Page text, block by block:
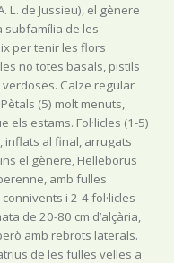
L. de Jussieu), el gènere
subfamília de les
per tenir les flors
no totes basals, pistils
Calze regular
(5) molt menuts,
els estams. Fol·licles (1-5)
inflats al final, arrugats
el gènere, Helleborus
amb fulles
i 2-4 fol·licles
de 20-80 cm d’alçària,
amb rebrots laterals.
de les fulles velles a